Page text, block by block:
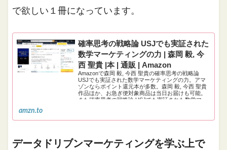
で欲しい１冊になっています。
確率思考の戦略論 USJでも実証された
数学マーケティングの力 | 森岡 毅, 今
西 聖貴 |本 | 通販 | Amazon
Amazonで森岡 毅, 今西 聖貴の確率思考の戦略論
USJでも実証された数学マーケティングの力。アマ
ゾンならポイント還元本が多数。森岡 毅, 今西 聖貴
作品ほか、お急ぎ便対象商品は当日お届けも可能。
また確率思考の戦略論 USJでも実証された数学マー
amzn.to
データドリブンマーケティングを学ぶ上で